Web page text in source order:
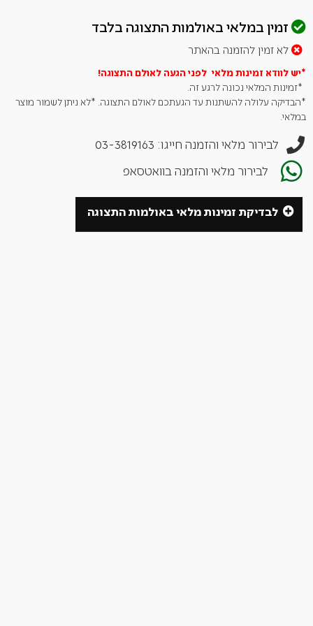
פלפל שחור גרוס גס ובועט – שומר הטעם הטהור של הבשר.
לדבר.
רכיבים: מלח ים Hudson Valley, פלפל שחור, סיב צמחי למניעת
התגבשות.
ארוז במתקן מאושר SQF בארה"ב, תערובת טבעית זו כשרה, ללא
גידולים גנטיים ונטולת גלוטן.
זמין במלאי באולמות התצוגה בלבד
לא זמין להזמנה בהאתר
*יש לוודא זמינות מלאי לפני הגעה לאולם התצוגה!
*זמינות המלאי נכונה לרגע זה.
*הבדיקה עלולה להשתנות עד הגעתכם לאולם התצוגה. *לא ניתן לשמור מוצר
במלאי.
לבירור מלאי והזמנה חייגו: 03-3819163
לבירור מלאי והזמנה בוואטסאפ
לבדיקת זמינות מלאי באולמות התצוגה